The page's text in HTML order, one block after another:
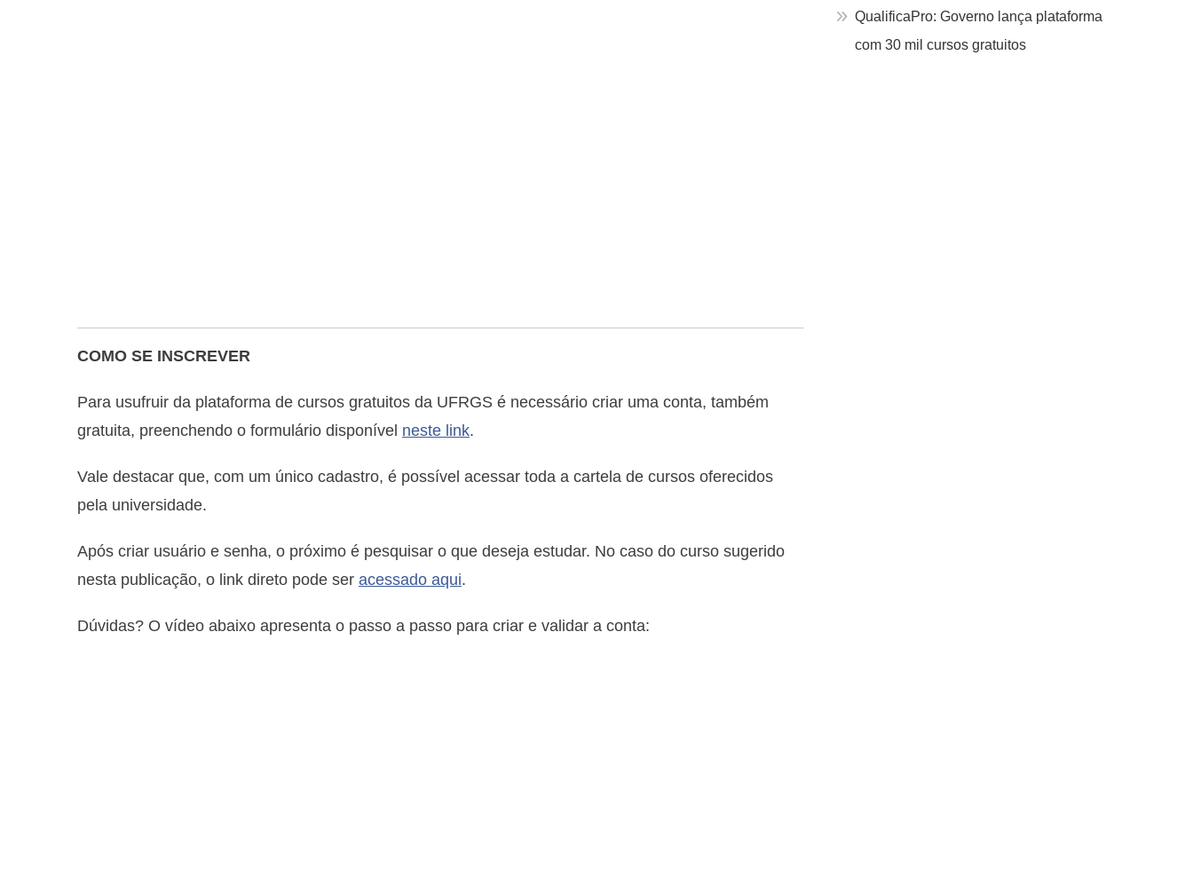
COMO SE INSCREVER
Para usufruir da plataforma de cursos gratuitos da UFRGS é necessário criar uma conta, também
gratuita, preenchendo o formulário disponível neste link.
Vale destacar que, com um único cadastro, é possível acessar toda a cartela de cursos oferecidos
pela universidade.
Após criar usuário e senha, o próximo é pesquisar o que deseja estudar. No caso do curso sugerido
nesta publicação, o link direto pode ser acessado aqui.
Dúvidas? O vídeo abaixo apresenta o passo a passo para criar e validar a conta:
QualificaPro: Governo lança plataforma
com 30 mil cursos gratuitos